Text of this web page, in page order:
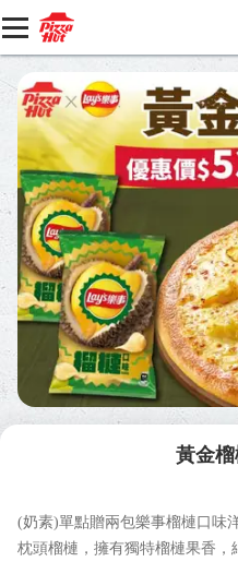
黃金
(奶素)單點贈兩包樂事榴槤口味
枕頭榴槤，擁有獨特榴槤果香